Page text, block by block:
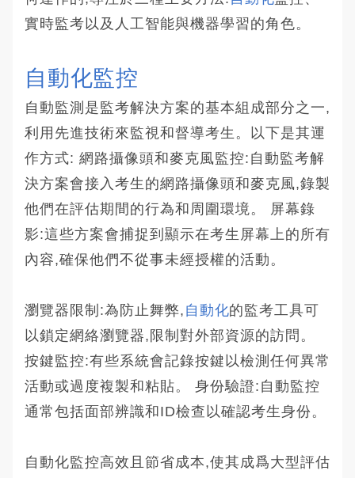
實時監考以及人工智能與機器學習的角色。
自動化監控
自動監測是監考解決方案的基本組成部分之一,
利用先進技術來監視和督導考生。以下是其運
作方式: 網路攝像頭和麥克風監控:自動監考解
決方案會接入考生的網路攝像頭和麥克風,錄製
他們在評估期間的行為和周圍環境。 屏幕錄
影:這些方案會捕捉到顯示在考生屏幕上的所有
內容,確保他們不從事未經授權的活動。
瀏覽器限制:為防止舞弊, 自動化的監考工具可
以鎖定網絡瀏覽器,限制對外部資源的訪問。
按鍵監控:有些系統會記錄按鍵以檢測任何異常
活動或過度複製和粘貼。 身份驗證:自動監控
通常包括面部辨識和ID檢查以確認考生身份。
自動化監控高效且節省成本,使其成爲大型評估